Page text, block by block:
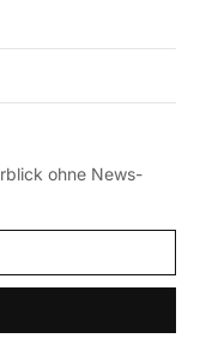
ohne News-